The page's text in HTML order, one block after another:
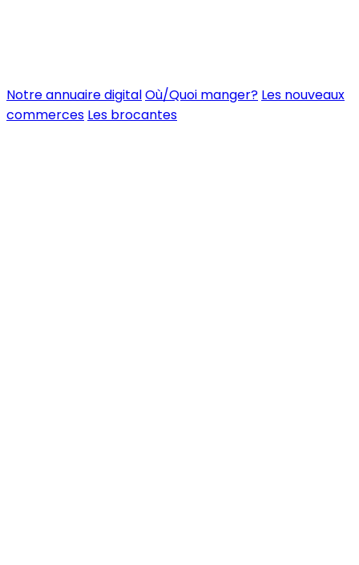
Notre annuaire digitalOù/Quoi manger? Les nouveaux
commerces Les brocantes